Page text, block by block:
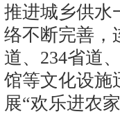
推进城乡供水
络不断完善，
道、234省道
馆等文化设施
展“欢乐进农